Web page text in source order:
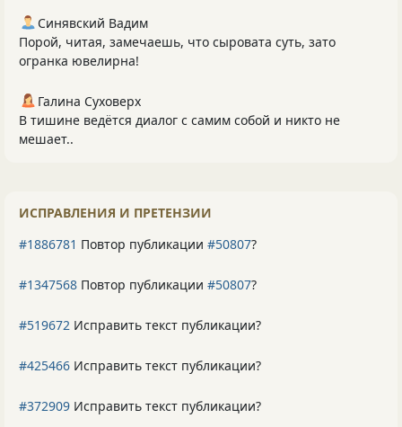
Синявский Вадим
Порой, читая, замечаешь, что сыровата суть, зато
огранка ювелирна!
Галина Суховерх
В тишине ведётся диалог с самим собой и никто не
мешает..
ИСПРАВЛЕНИЯ И ПРЕТЕНЗИИ
#1886781 Повтор публикации #50807?
#1347568 Повтор публикации #50807?
#519672 Исправить текст публикации?
#425466 Исправить текст публикации?
#372909 Исправить текст публикации?